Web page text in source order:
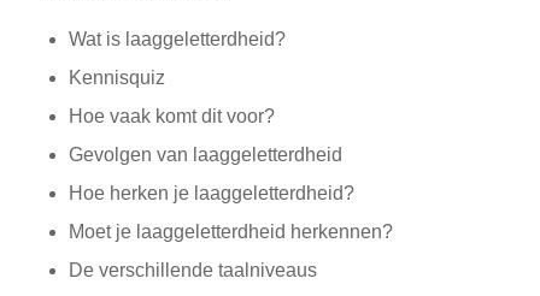
Wat is laaggeletterdheid?
Kennisquiz
Hoe vaak komt dit voor?
Gevolgen van laaggeletterdheid
Hoe herken je laaggeletterdheid?
Moet je laaggeletterdheid herkennen?
De verschillende taalniveaus